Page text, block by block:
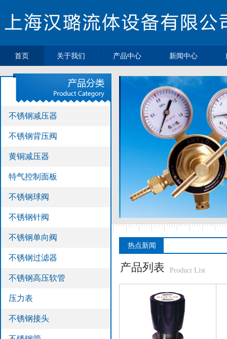
首页 关于我们 产品中心 新闻中心
>公司简介 >不锈钢减压器
> 黄铜减压器
特气控制面板
不锈钢高压软
不锈钢接头
气路安装工程
>最新动态
>企业新闻
>行业动态
>热点新闻
不锈钢减压器
不锈钢背压阀
黄铜减压器
特气控制面板
不锈钢球阀
不锈钢针阀
不锈钢单向阀
不锈钢过滤器
不锈钢高压软管
压力表
不锈钢接头
热点新闻
产品列表 Product List